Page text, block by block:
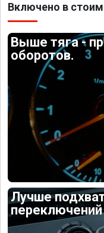
Включено в
Выше тяга -
оборотов.
Лучше